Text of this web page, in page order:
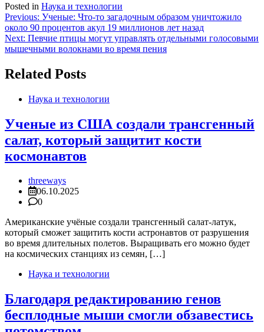
Posted in Наука и технологии
Навигация
по
записям
Previous: Ученые: Что-то загадочным образом уничтожило
около 90 процентов акул 19 миллионов лет назад
Next: Певчие птицы могут управлять отдельными голосовыми
мышечными волокнами во время пения
Related Posts
Наука и технологии
Ученые из США создали трансгенный
салат, который защитит кости
космонавтов
threeways
06.10.2025
0
Американские учёные создали трансгенный салат-латук,
который сможет защитить кости астронавтов от разрушения
во время длительных полетов. Выращивать его можно будет
на космических станциях из семян, […]
Наука и технологии
Благодаря редактированию генов
бесплодные мыши смогли обзавестись